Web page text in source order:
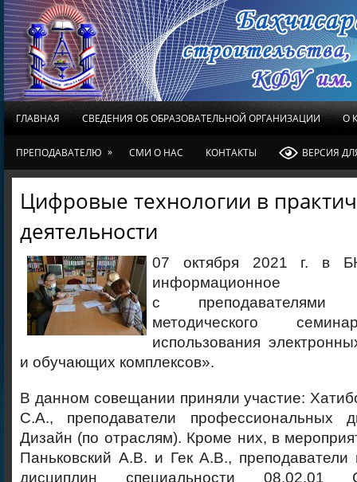
ГЛАВНАЯ СВЕДЕНИЯ ОБ ОБРАЗОВАТЕЛЬНОЙ ОРГАНИЗАЦИИ О
ПРЕПОДАВАТЕЛЮ » СМИ О НАС КОНТАКТЫ ВЕРСИЯ
Цифровые технологии в
деятельности
07 октября 2021 г. в
с преподавателями
методического
использования
и обучающих комплексов».
В данном совещании приняли участие:
С.А., преподаватели профессиональных
Дизайн (по отраслям). Кроме них, в
Паньковский А.В. и Гек А.В.,
дисциплин специальности 08.02.01